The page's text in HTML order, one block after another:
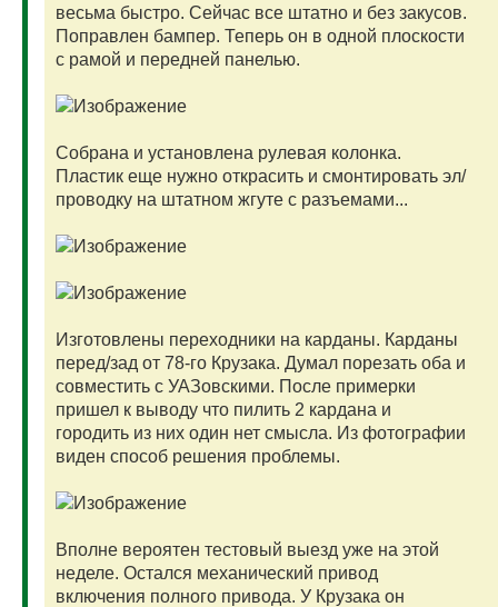
весьма быстро. Сейчас все штатно и без закусов.
Поправлен бампер. Теперь он в одной плоскости
с рамой и передней панелью.
Собрана и установлена рулевая колонка.
Пластик еще нужно открасить и смонтировать эл/
проводку на штатном жгуте с разъемами...
Изготовлены переходники на карданы. Карданы
перед/зад от 78-го Крузака. Думал порезать оба и
совместить с УАЗовскими. После примерки
пришел к выводу что пилить 2 кардана и
городить из них один нет смысла. Из фотографии
виден способ решения проблемы.
Вполне вероятен тестовый выезд уже на этой
неделе. Остался механический привод
включения полного привода. У Крузака он